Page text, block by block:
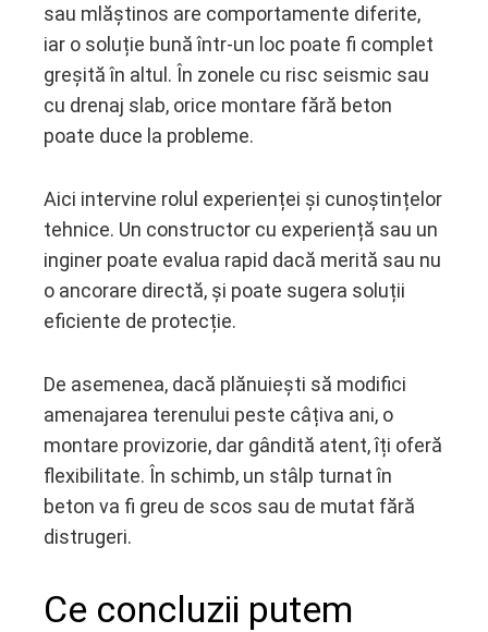
sau mlăștinos are comportamente diferite,
iar o soluție bună într-un loc poate fi complet
greșită în altul. În zonele cu risc seismic sau
cu drenaj slab, orice montare fără beton
poate duce la probleme.
Aici intervine rolul experienței și cunoștințelor
tehnice. Un constructor cu experiență sau un
inginer poate evalua rapid dacă merită sau nu
o ancorare directă, și poate sugera soluții
eficiente de protecție.
De asemenea, dacă plănuiești să modifici
amenajarea terenului peste câțiva ani, o
montare provizorie, dar gândită atent, îți oferă
flexibilitate. În schimb, un stâlp turnat în
beton va fi greu de scos sau de mutat fără
distrugeri.
Ce concluzii putem